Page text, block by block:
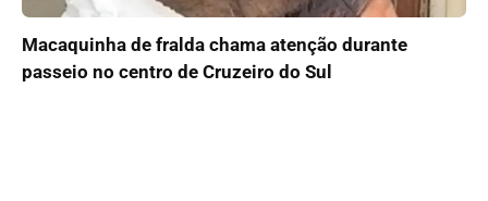
Macaquinha de fralda chama atenção durante
passeio no centro de Cruzeiro do Sul